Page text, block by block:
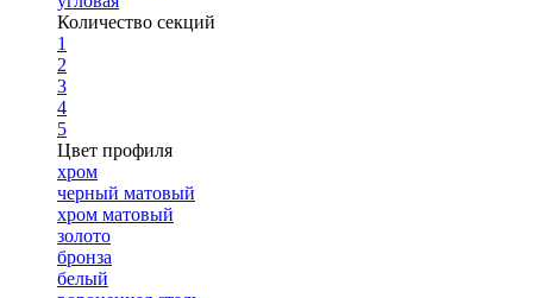
Количество секций
1
2
3
4
5
Цвет профиля
хром
черный матовый
хром матовый
золото
бронза
белый